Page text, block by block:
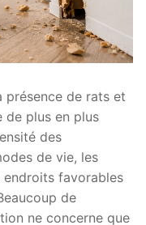
présence de rats et
de plus en plus
des
de vie, les
favorables
de
ne concerne que